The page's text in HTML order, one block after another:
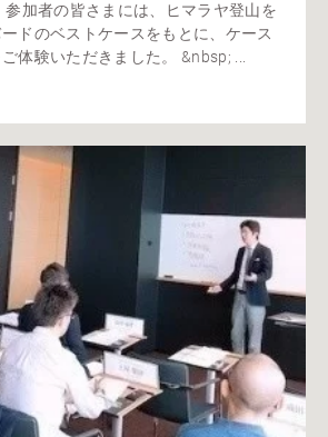
参加者の皆さまには、ヒマラヤ登山を
ドのベストケースをもとに、ケース
体験いただきました。 &nbsp; ...